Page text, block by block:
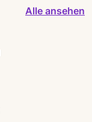
Alle ansehen